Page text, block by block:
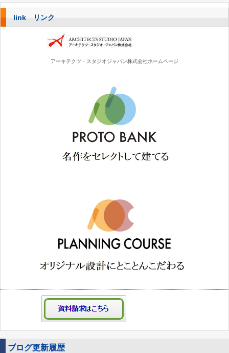
link リンク
アーキテクツ・スタジオジャパン株式会社ホームページ
ブログ更新履歴